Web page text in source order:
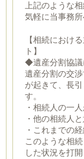
上記のような
気軽に当事務所
【相続におけ
ト】
◆遺産分割協議
遺産分割の交
が起きて、長
す。
・相続人の一
・他の相続人
・これまでの
このような相
した状況を打